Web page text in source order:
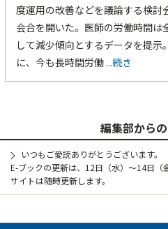
度運用の改善などを議論する検討
会合を開いた。医師の労働時間は
して減少傾向とするデータを提示
に、今も長時間労働...続き
編集部から
いつもご愛読ありがとうございます。
E-ブックの更新は、12日（水）～14日（
サイトは随時更新します。